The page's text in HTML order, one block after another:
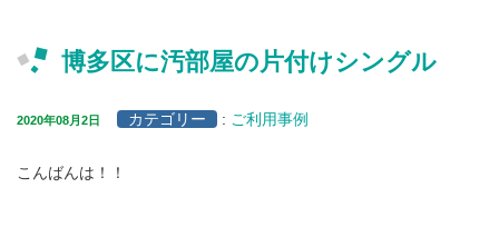
博多区に汚部屋の片付けシングル
2020年08月2日 カテゴリー : ご利用事例
こんばんは！！